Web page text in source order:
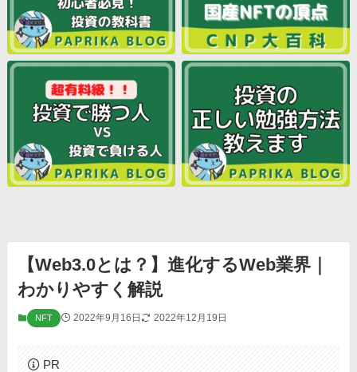
【Web3.0とは？】進化するWeb業界｜
わかりやすく解説
NFT 2022年9月16日 2022年12月19日
PR